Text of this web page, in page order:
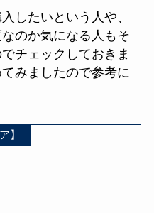
したいという人や、
のか気になる人もそ
チェックしておきま
みましたので参考に
】